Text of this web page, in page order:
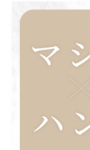
渋谷区で受けら
先進的なニキビ
じている方にと
よるカウンセリ
タイルに合わせ
これらの施術は
きにくい肌の奥